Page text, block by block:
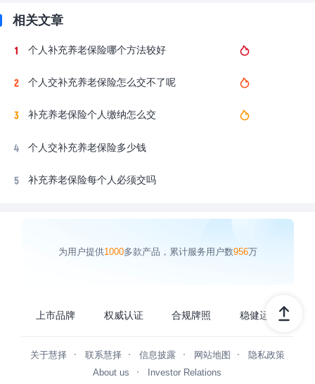
相关文章
个人补充养老保险哪个方法较好
个人交补充养老保险怎么交不了呢
补充养老保险个人缴纳怎么交
个人交补充养老保险多少钱
补充养老保险每个人必须交吗
为用户提供1000多款产品，累计服务用户数956万
上市品牌 权威认证 合规牌照 稳健运营
关于慧择 联系慧择 信息披露 网站地图
隐私政策
About us
Investor Relations